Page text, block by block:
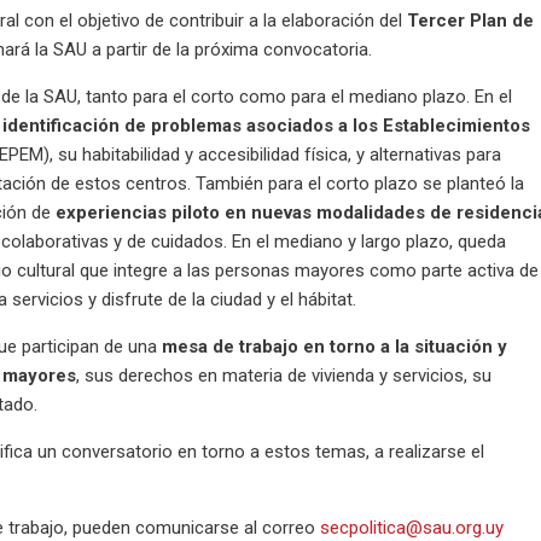
con el objetivo de contribuir a la elaboración del Tercer Plan de
la SAU a partir de la próxima convocatoria.
la SAU, tanto para el corto como para el mediano plazo. En el
identificación de problemas asociados a los Establecimientos
su habitabilidad y accesibilidad física, y alternativas para
de estos centros. También para el corto plazo se planteó la
de experiencias piloto en nuevas modalidades de
y de cuidados. En el mediano y largo plazo, queda
cultural que integre a las personas mayores como parte activa de
y disfrute de la ciudad y el hábitat.
participan de una mesa de trabajo en torno a la situación y
, sus derechos en materia de vivienda y servicios, su
un conversatorio en torno a estos temas, a realizarse el
trabajo, pueden comunicarse al correosecpolitica@sau.org.uy